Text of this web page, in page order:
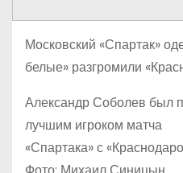
Московский «Спартак»
белые» разгромили
Александр Соболев был
лучшим игроком матча
«Спартака» с